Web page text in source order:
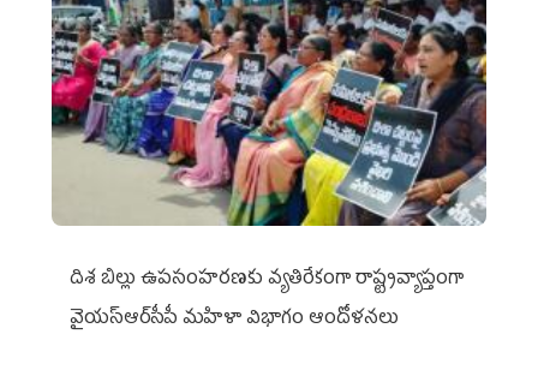
దిశ బిల్లు ఉపసంహరణకు వ్యతిరేకంగా రాష్ట్రవ్యాప్తంగా
వైయ‌స్ఆర్‌సీపీ మహిళా విభాగం ఆందోళనలు